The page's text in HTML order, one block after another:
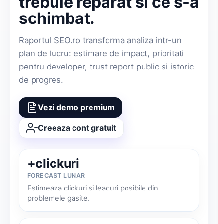
schimbat.
Raportul SEO.ro transforma analiza intr-un
plan de lucru: estimare de impact, prioritati
pentru developer, trust report public si istoric
de progres.
Vezi demo premium
Creeaza cont gratuit
+clickuri
FORECAST LUNAR
Estimeaza clickuri si leaduri posibile din
problemele gasite.